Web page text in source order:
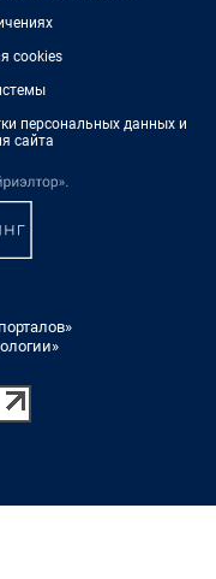
cookies
персональных данных и
сайта